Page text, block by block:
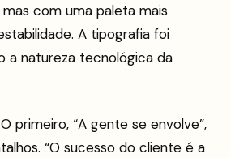
com uma paleta mais
A tipografia foi
a natureza tecnológica da
primeiro, “A gente se envolve”,
“O sucesso do cliente é a